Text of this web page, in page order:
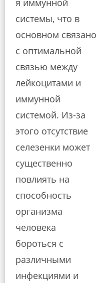
я иммунной
системы, что в
основном связано
с оптимальной
связью между
лейкоцитами и
иммунной
системой. Из-за
этого отсутствие
селезенки может
существенно
повлиять на
способность
организма
человека
бороться с
различными
инфекциями и